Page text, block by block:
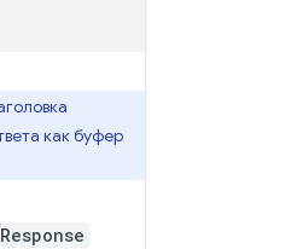
как буфер
Response